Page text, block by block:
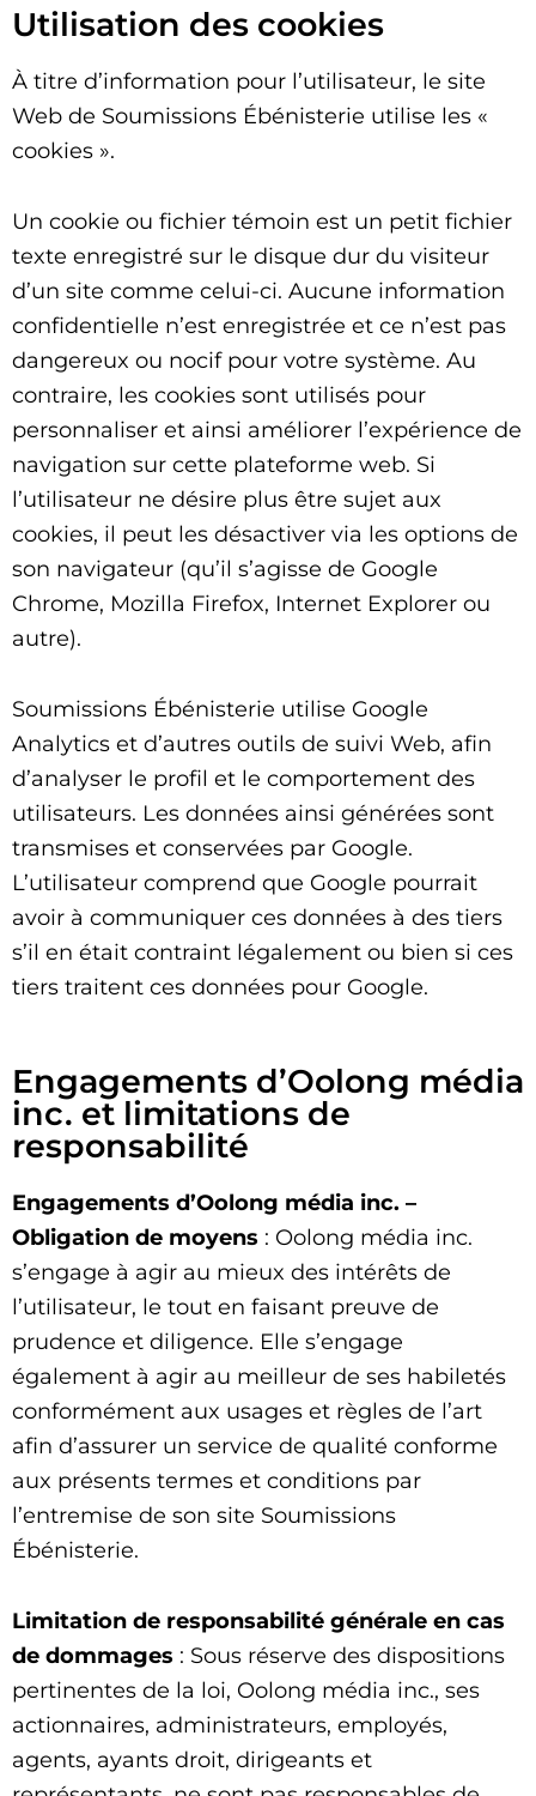
Utilisation des cookies
À titre d’information pour l’utilisateur, le site
Web de Soumissions Ébénisterie utilise les «
cookies ».
Un cookie ou fichier témoin est un petit fichier
texte enregistré sur le disque dur du visiteur
d’un site comme celui-ci. Aucune information
confidentielle n’est enregistrée et ce n’est pas
dangereux ou nocif pour votre système. Au
contraire, les cookies sont utilisés pour
personnaliser et ainsi améliorer l’expérience de
navigation sur cette plateforme web. Si
l’utilisateur ne désire plus être sujet aux
cookies, il peut les désactiver via les options de
son navigateur (qu’il s’agisse de Google
Chrome, Mozilla Firefox, Internet Explorer ou
autre).
Soumissions Ébénisterie utilise Google
Analytics et d’autres outils de suivi Web, afin
d’analyser le profil et le comportement des
utilisateurs. Les données ainsi générées sont
transmises et conservées par Google.
L’utilisateur comprend que Google pourrait
avoir à communiquer ces données à des tiers
s’il en était contraint légalement ou bien si ces
tiers traitent ces données pour Google.
Engagements d’Oolong média
inc. et limitations de
responsabilité
Engagements d’Oolong média inc. –
Obligation de moyens : Oolong média inc.
s’engage à agir au mieux des intérêts de
l’utilisateur, le tout en faisant preuve de
prudence et diligence. Elle s’engage
également à agir au meilleur de ses habiletés
conformément aux usages et règles de l’art
afin d’assurer un service de qualité conforme
aux présents termes et conditions par
l’entremise de son site Soumissions
Ébénisterie.
Limitation de responsabilité générale en cas
de dommages : Sous réserve des dispositions
pertinentes de la loi, Oolong média inc., ses
actionnaires, administrateurs, employés,
agents, ayants droit, dirigeants et